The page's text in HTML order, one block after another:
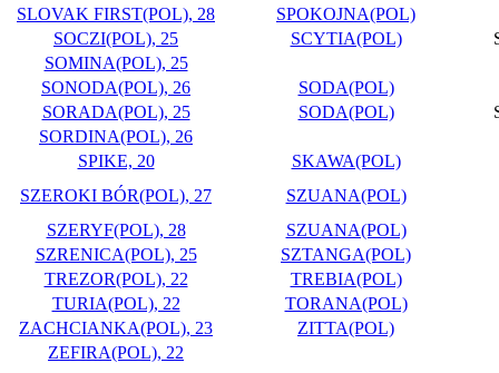
SLOVAK FIRST(POL), 28
SPOKOJNA(POL)
SOCZI(POL), 25
SCYTIA(POL)
SOMINA(POL), 25
SONODA(POL), 26
SODA(POL)
SORADA(POL), 25
SODA(POL)
SORDINA(POL), 26
SPIKE, 20
SKAWA(POL)
SZEROKI BÓR(POL), 27
SZUANA(POL)
SZERYF(POL), 28
SZUANA(POL)
SZRENICA(POL), 25
SZTANGA(POL)
TREZOR(POL), 22
TREBIA(POL)
TURIA(POL), 22
TORANA(POL)
ZACHCIANKA(POL), 23
ZITTA(POL)
ZEFIRA(POL), 22